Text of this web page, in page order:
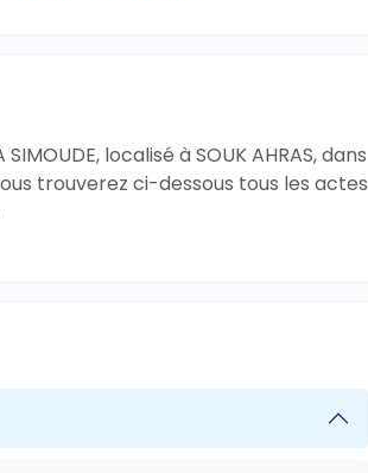
localisé à SOUK AHRAS, dans
trouverez ci-dessous tous les actes